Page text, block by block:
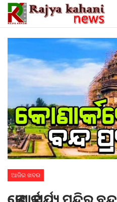
ଆଜିର ଖବର
କୋଣାର୍କ ସୂର୍ଯ୍ୟ ମନ୍ଦିର ବନ୍ଦ